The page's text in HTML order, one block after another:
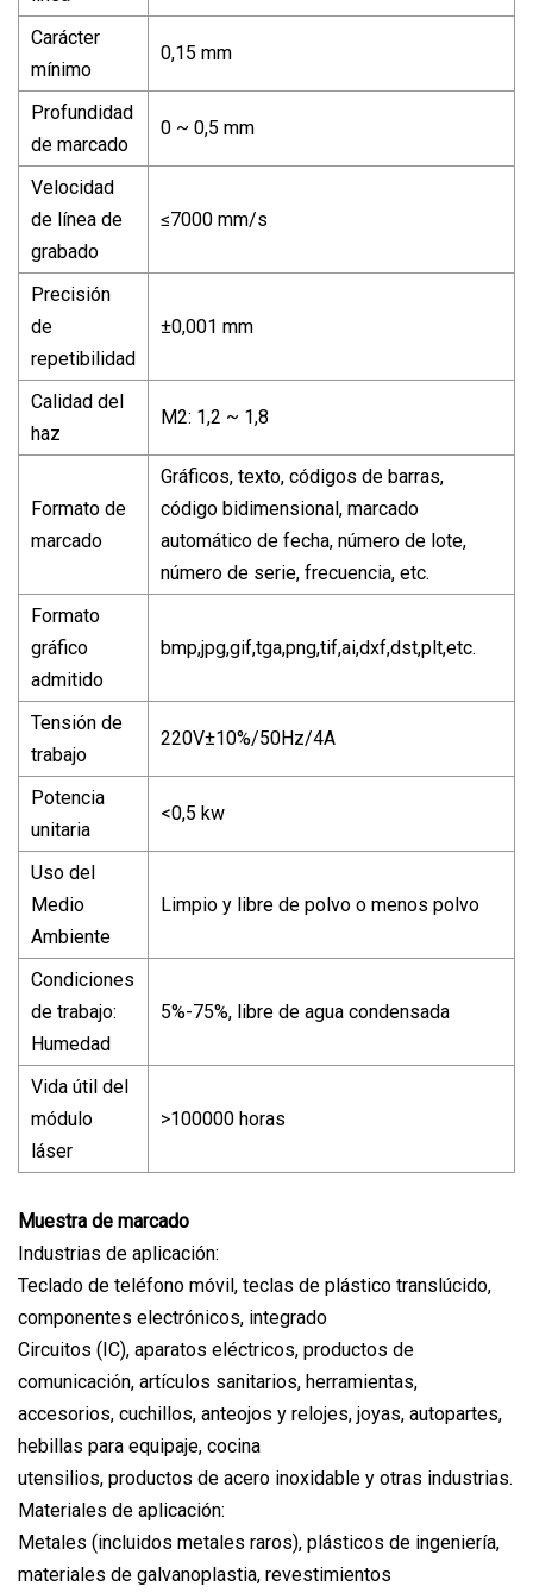
Carácter
mínimo
0,15 mm
Profundidad
de marcado
0 ~ 0,5 mm
Velocidad
de línea de
grabado
≤7000 mm/s
Precisión
de
repetibilidad
±0,001 mm
Calidad del
haz
M2: 1,2 ~ 1,8
Formato de
marcado
Gráficos, texto, códigos de barras,
código bidimensional, marcado
automático de fecha, número de lote,
número de serie, frecuencia, etc.
Formato
gráfico
admitido
bmp,jpg,gif,tga,png,tif,ai,dxf,dst,plt,etc.
Tensión de
trabajo
220V±10%/50Hz/4A
Potencia
unitaria
<0,5 kw
Uso del
Medio
Ambiente
Limpio y libre de polvo o menos polvo
Condiciones
de trabajo:
Humedad
5%-75%, libre de agua condensada
Vida útil del
módulo
láser
>100000 horas
Muestra de marcado
Industrias de aplicación:
Teclado de teléfono móvil, teclas de plástico translúcido,
componentes electrónicos, integrado
Circuitos (IC), aparatos eléctricos, productos de
comunicación, artículos sanitarios, herramientas,
accesorios, cuchillos, anteojos y relojes, joyas, autopartes,
hebillas para equipaje, cocina
utensilios, productos de acero inoxidable y otras industrias.
Materiales de aplicación:
Metales (incluidos metales raros), plásticos de ingeniería,
materiales de galvanoplastia, revestimientos